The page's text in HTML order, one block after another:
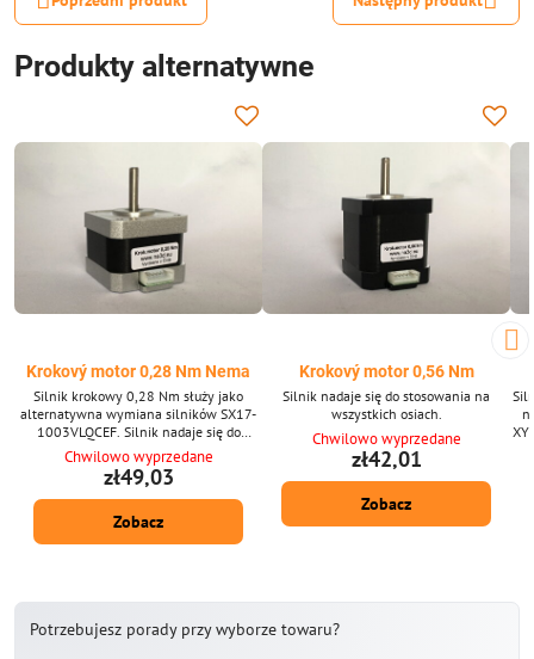
Produkty alternatywne
Krokový motor 0,28 Nm Nema
Silnik krokowy 0,28 Nm służy jako
alternatywna wymiana silników SX17-
1003VLQCEF. Silnik nadaje się do
zastosowania na osiach XYZ dla
wytłaczarki, zalecamy silniejszą wersję.
Chwilowo wyprzedane
zł49,03
Zobacz
Krokový motor 0,56 Nm
Silnik nadaje się do stosowania na
wszystkich osiach.
Chwilowo wyprzedane
zł42,01
Zobacz
Potrzebujesz porady przy wyborze towaru?